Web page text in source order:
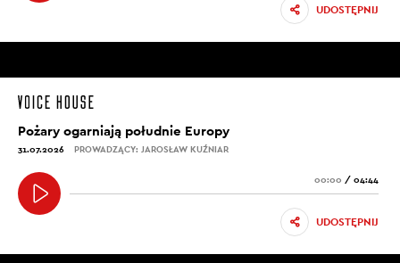
UDOSTĘPNIJ
Pożary ogarniają południe Europy
31.07.2026 PROWADZĄCY: JAROSŁAW KUŹNIAR
00:00 / 04:44
UDOSTĘPNIJ